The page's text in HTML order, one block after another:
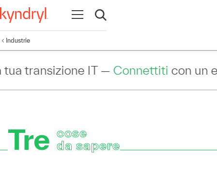
Apri la navigazione
Apri ricerca
Industrie
—Connettiticon un esperto per
Tre cose
da sapere